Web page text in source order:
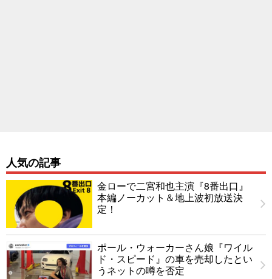
人気の記事
金ローで二宮和也主演『8番出口』
本編ノーカット＆地上波初放送決
定！
ポール・ウォーカーさん娘『ワイル
ド・スピード』の車を売却したとい
うネットの噂を否定